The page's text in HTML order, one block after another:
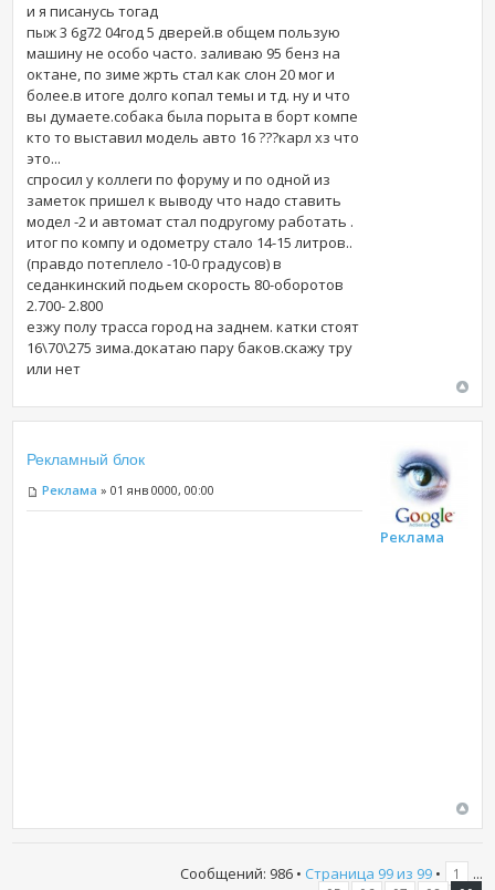
и я писанусь тогад
пыж 3 6g72 04год 5 дверей.в общем пользую
машину не особо часто. заливаю 95 бенз на
октане, по зиме жрть стал как слон 20 мог и
более.в итоге долго копал темы и тд. ну и что
вы думаете.собака была порыта в борт компе
кто то выставил модель авто 16 ???карл хз что
это...
спросил у коллеги по форуму и по одной из
заметок пришел к выводу что надо ставить
модел -2 и автомат стал подругому работать .
итог по компу и одометру стало 14-15 литров..
(правдо потеплело -10-0 градусов) в
седанкинский подьем скорость 80-оборотов
2.700- 2.800
езжу полу трасса город на заднем. катки стоят
16\70\275 зима.докатаю пару баков.скажу тру
или нет
Рекламный блок
Реклама » 01 янв 0000, 00:00
Реклама
Сообщений: 986 • Страница 99из 99• 1 ...